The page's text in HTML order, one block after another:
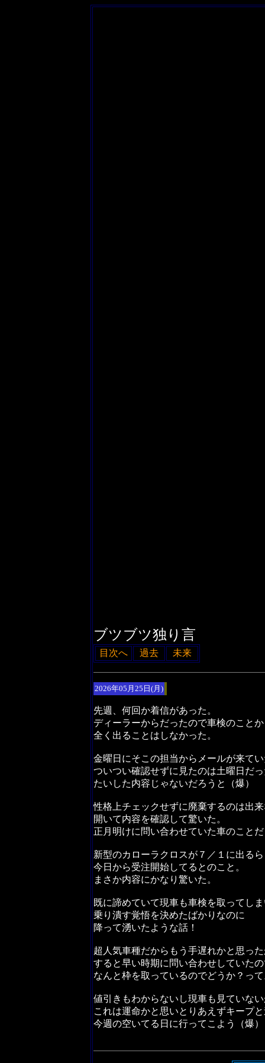
ブツブツ独り言
目次へ 過去 未来
2026年05月25日(月)
先週、何回か着信があった。
ディーラーからだったので車検のこと
全く出ることはしなかった。
金曜日にそこの担当からメールが来て
ついつい確認せずに見たのは土曜日だ
たいした内容じゃないだろうと（爆）
性格上チェックせずに廃棄するのは出
開いて内容を確認して驚いた。
正月明けに問い合わせていた車のこと
新型のカローラクロスが７／１に出る
今日から受注開始してるとのこと。
まさか内容にかなり驚いた。
既に諦めていて現車も車検を取ってし
乗り潰す覚悟を決めたばかりなのに
降って湧いたような話！
超人気車種だからもう手遅れかと思っ
すると早い時期に問い合わせしていた
なんと枠を取っているのでどうか？っ
値引きもわからないし現車も見ていな
これは運命かと思いとりあえずキープ
今週の空いてる日に行ってこよう（爆）